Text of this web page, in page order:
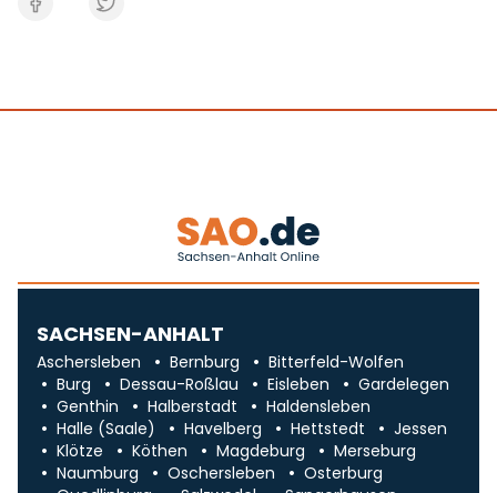
SACHSEN-ANHALT
Aschersleben Bernburg
Bitterfeld-Wolfen
Burg
Dessau-Roßlau Eisleben
Gardelegen
Genthin
Halberstadt
Haldensleben
Halle (Saale)
Havelberg Hettstedt
Jessen
Klötze
Köthen Magdeburg
Merseburg
Naumburg
Oschersleben
Osterburg